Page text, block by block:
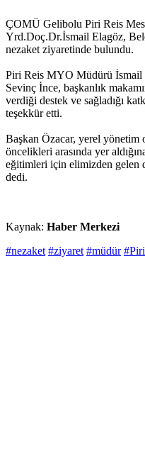
ÇOMÜ Gelibolu Piri Reis
Yrd.Doç.Dr.İsmail Elagöz,
nezaket ziyaretinde bulundu.
Piri Reis MYO Müdürü İsmail
Sevinç İnce, başkanlık
verdiği destek ve sağladığı
teşekkür etti.
Başkan Özacar, yerel
öncelikleri arasında yer
eğitimleri için elimizden gelen
dedi.
Kaynak: Haber Merkezi
#nezaket #ziyaret #müdür